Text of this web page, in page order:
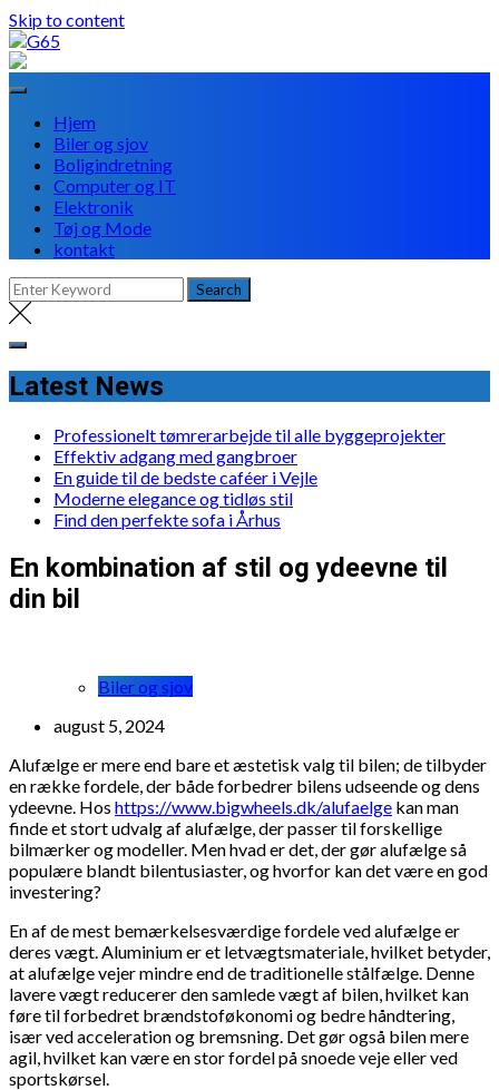
Skip to content
Hjem
Biler og sjov
Boligindretning
Computer og IT
Elektronik
Tøj og Mode
kontakt
Latest News
Professionelt tømrerarbejde til alle byggeprojekter
Effektiv adgang med gangbroer
En guide til de bedste caféer i Vejle
Moderne elegance og tidløs stil
Find den perfekte sofa i Århus
En kombination af stil og ydeevne til
din bil
Biler og sjov
august 5, 2024
Alufælge er mere end bare et æstetisk valg til bilen; de tilbyder
en række fordele, der både forbedrer bilens udseende og dens
ydeevne. Hos https://www.bigwheels.dk/alufaelge kan man
finde et stort udvalg af alufælge, der passer til forskellige
bilmærker og modeller. Men hvad er det, der gør alufælge så
populære blandt bilentusiaster, og hvorfor kan det være en god
investering?
En af de mest bemærkelsesværdige fordele ved alufælge er
deres vægt. Aluminium er et letvægtsmateriale, hvilket betyder,
at alufælge vejer mindre end de traditionelle stålfælge. Denne
lavere vægt reducerer den samlede vægt af bilen, hvilket kan
føre til forbedret brændstoføkonomi og bedre håndtering,
især ved acceleration og bremsning. Det gør også bilen mere
agil, hvilket kan være en stor fordel på snoede veje eller ved
sportskørsel.